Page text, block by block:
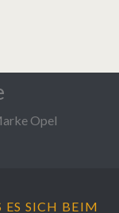
Opel
ES SICH BEIM